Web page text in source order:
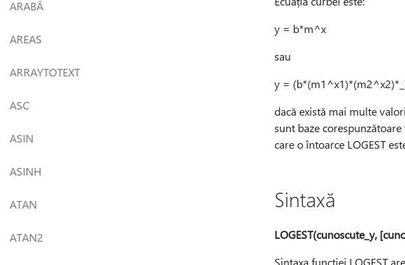
ARABĂ
AREAS
ARRAYTOTEXT
ASC
ASIN
ASINH
ATAN
ATAN2
y = b*m^x
sau
y =
dacă există mai multe
sunt baze
care o întoarce LOGEST
Sintaxă
LOGEST(cunoscute_y,
Sintaxa funcției LOGEST